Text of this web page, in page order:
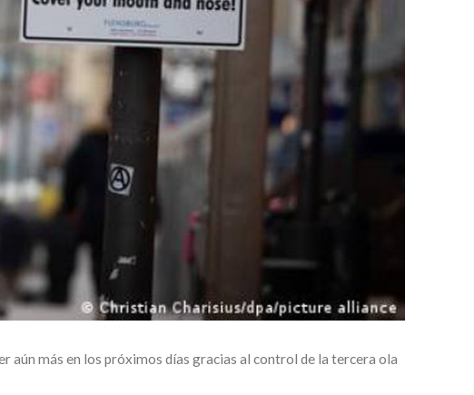
aún más en los próximos días gracias al control de la tercera ola